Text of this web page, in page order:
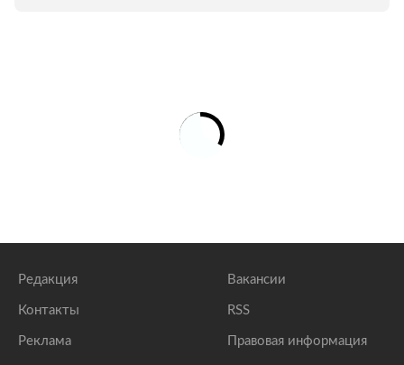
Редакция
Контакты
Реклама
Вакансии
RSS
Правовая информация